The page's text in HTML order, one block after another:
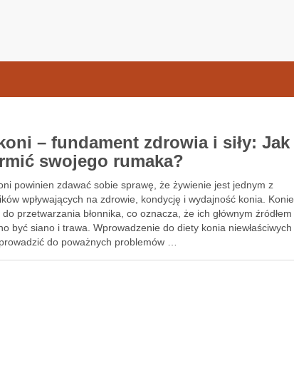
– fundament zdrowia i siły: Jak
swojego rumaka?
powinien zdawać sobie sprawę, że żywienie jest jednym z
wpływających na zdrowie, kondycję i wydajność konia. Konie
przetwarzania błonnika, co oznacza, że ich głównym źródłem
być siano i trawa. Wprowadzenie do diety konia niewłaściwych
do poważnych problemów …